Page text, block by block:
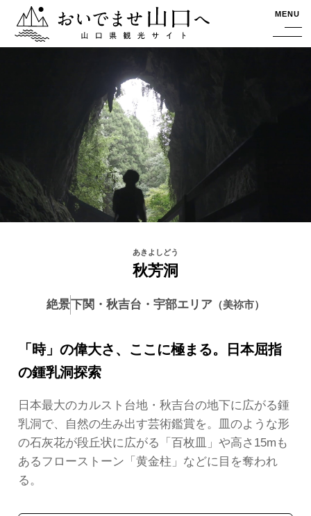
おいでませ山口へー山口県観光サイト MENU
秋芳洞
絶景下関・秋吉台・宇部エリア 美祢市
「時」の偉大さ、ここに極まる。日本屈指
の鍾乳洞探索
日本最大のカルスト台地・秋吉台の地下に広がる鍾
乳洞で、自然の生み出す芸術鑑賞を。皿のような形
の石灰花が段丘状に広がる「百枚皿」や高さ15mも
あるフローストーン「黄金柱」などに目を奪われ
る。